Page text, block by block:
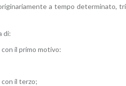
a tempo
di:
con il primo motivo:
con il terzo;